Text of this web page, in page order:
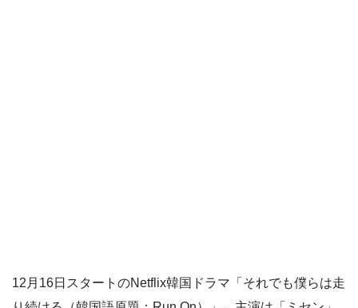
12月16日スタートのNetflix韓国ドラマ「それでも僕らは走